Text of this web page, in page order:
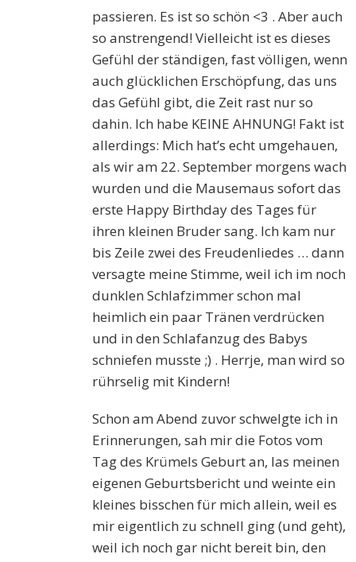
passieren. Es ist so schön <3 . Aber auch
so anstrengend! Vielleicht ist es dieses
Gefühl der ständigen, fast völligen, wenn
auch glücklichen Erschöpfung, das uns
das Gefühl gibt, die Zeit rast nur so
dahin. Ich habe KEINE AHNUNG! Fakt ist
allerdings: Mich hat’s echt umgehauen,
als wir am 22. September morgens wach
wurden und die Mausemaus sofort das
erste Happy Birthday des Tages für
ihren kleinen Bruder sang. Ich kam nur
bis Zeile zwei des Freudenliedes … dann
versagte meine Stimme, weil ich im noch
dunklen Schlafzimmer schon mal
heimlich ein paar Tränen verdrücken
und in den Schlafanzug des Babys
schniefen musste ;) . Herrje, man wird so
rührselig mit Kindern!
Schon am Abend zuvor schwelgte ich in
Erinnerungen, sah mir die Fotos vom
Tag des Krümels Geburt an, las meinen
eigenen Geburtsbericht und weinte ein
kleines bisschen für mich allein, weil es
mir eigentlich zu schnell ging (und geht),
weil ich noch gar nicht bereit bin, den